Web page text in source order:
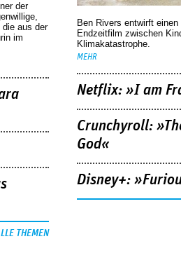
der
die aus der
im
THEMEN
Ben Rivers entwirft
Endzeitfilm zwischen
Klimakatastrophe.
MEHR
Netflix: »I am
Crunchyroll:
God«
Disney+: